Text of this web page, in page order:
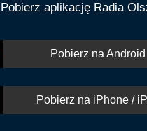
Pobierz aplikację Radia
Pobierz na Android
Pobierz na iPhone /